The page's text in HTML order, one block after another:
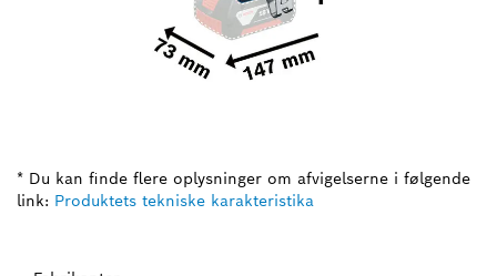
* Du kan finde flere oplysninger om afvigelserne i følgende
link: Produktets tekniske karakteristika